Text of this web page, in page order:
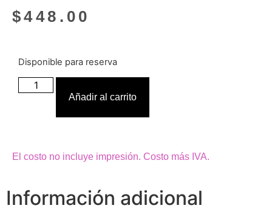
$448.00
Disponible para reserva
Añadir al carrito
El costo no incluye impresión. Costo más IVA.
Información adicional